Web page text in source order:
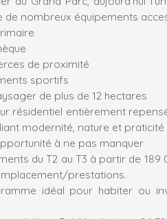
de nombreux équipements
de proximité
sportifs
de plus de 12 hectares
résidentiel entièrement
modernité, nature et praticité
à ne pas manquer
du T2 au T3 à partir de
prestations.
idéal pour habiter ou